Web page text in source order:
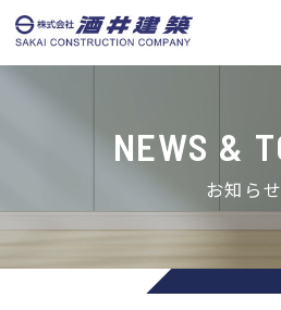
お知らせ